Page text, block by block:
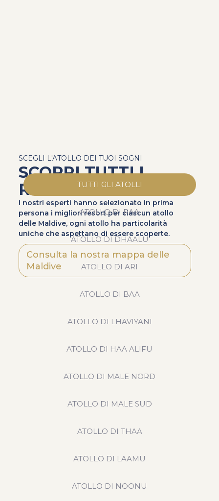
SCEGLI L'ATOLLO DEI TUOI SOGNI
SCOPRI TUTTI I
RESORT
I nostri esperti hanno selezionato in prima
persona i migliori resort per ciascun atollo
delle Maldive, ogni atollo ha particolarità
uniche che aspettano di essere scoperte.
Consulta la nostra mappa delle
Maldive
TUTTI GLI ATOLLI
ATOLLO DI RAA
ATOLLO DI DHAALU
ATOLLO DI ARI
ATOLLO DI BAA
ATOLLO DI LHAVIYANI
ATOLLO DI HAA ALIFU
ATOLLO DI MALE NORD
ATOLLO DI MALE SUD
ATOLLO DI THAA
ATOLLO DI LAAMU
ATOLLO DI NOONU